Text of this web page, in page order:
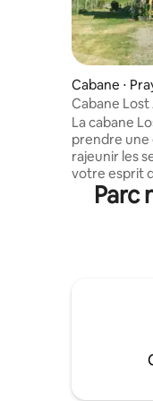
Cabane ⋅
Cabane
La cabane
prendre
rajeunir les
votre esprit
profonde
minières
avoir
mauvais
violent,
situé sur
par chien), 2
Parc